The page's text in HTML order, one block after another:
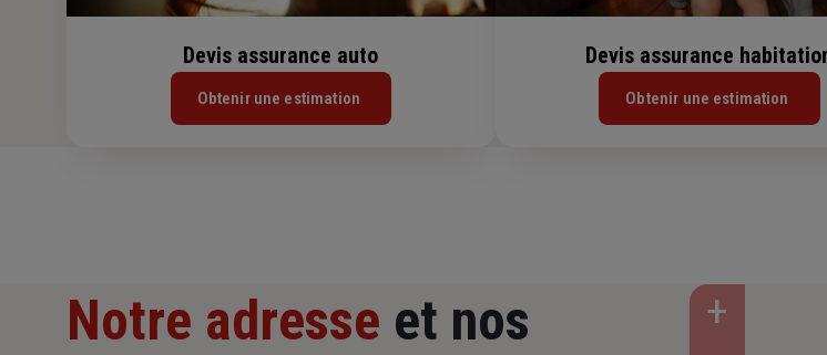
Devis assurance auto
Obtenir une estimation
Devis assurance
Obtenir une estimation
Notre adresse et nos